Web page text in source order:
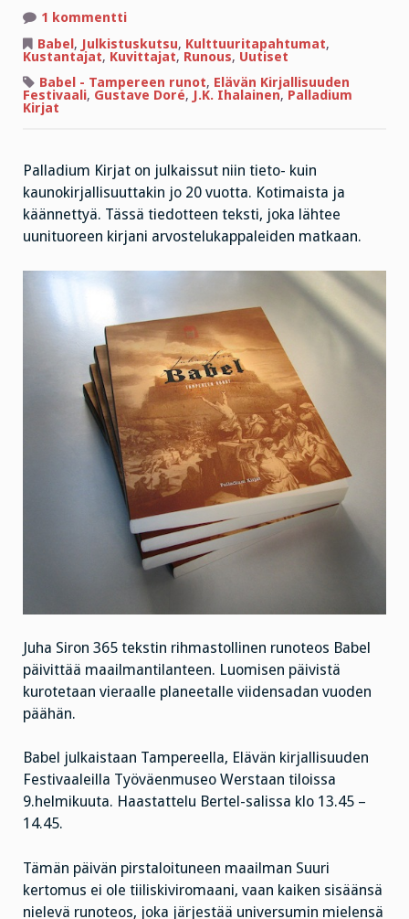
1 kommenttiartikkeliin
päivittää
maailmantilanteen
Babel, Julkistuskutsu, Kulttuuritapahtumat,
Kustantajat, Kuvittajat, Runous, Uutiset
Babel - Tampereen runot, Elävän Kirjallisuuden
Festivaali, Gustave Doré, J.K. Ihalainen, Palladium
Kirjat
Palladium Kirjat on julkaissut niin tieto- kuin
kaunokirjallisuuttakin jo 20 vuotta. Kotimaista ja
käännettyä. Tässä tiedotteen teksti, joka lähtee
uunituoreen kirjani arvostelukappaleiden matkaan.
Juha Siron 365 tekstin rihmastollinen runoteos Babel
päivittää maailmantilanteen. Luomisen päivistä
kurotetaan vieraalle planeetalle viidensadan vuoden
päähän.
Babel julkaistaan Tampereella, Elävän kirjallisuuden
Festivaaleilla Työväenmuseo Werstaan tiloissa
9.helmikuuta. Haastattelu Bertel-salissa klo 13.45 –
14.45.
Tämän päivän pirstaloituneen maailman Suuri
kertomus ei ole tiiliskiviromaani, vaan kaiken sisäänsä
nielevä runoteos, joka järjestää universumin mielensä